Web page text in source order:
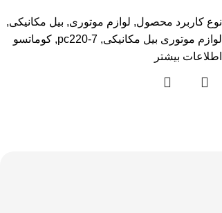
نوع کاربرد محصول, لوازم موتوری, بیل مکانیکی,
لوازم موتوری بیل مکانیکی,
pc220-7
, کوماتسو
اطلاعات بیشتر